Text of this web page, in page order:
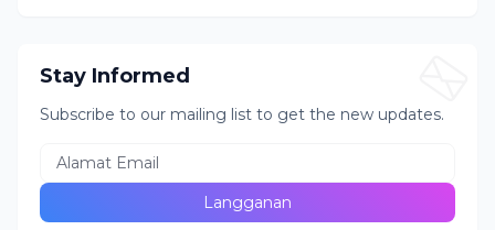
Stay Informed
Subscribe to our mailing list to get the new updates.